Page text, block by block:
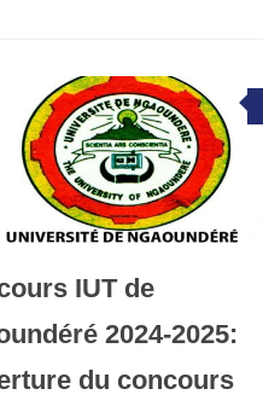
IUT de
2024-2025:
du concours